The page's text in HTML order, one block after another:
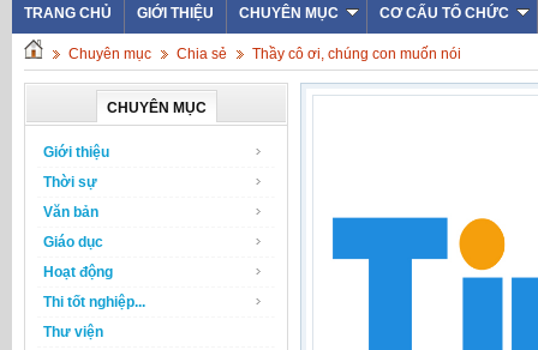
TRANG CHỦ GIỚI THIỆU CHUYÊN MỤC CƠ CẤU TỔ CHỨC
Chuyên mục Chia sẻ Thầy cô ơi, chúng con muốn nói
CHUYÊN MỤC
Giới thiệu
Thời sự
Văn bản
Giáo dục
Hoạt động
Thi tốt nghiệp...
Thư viện